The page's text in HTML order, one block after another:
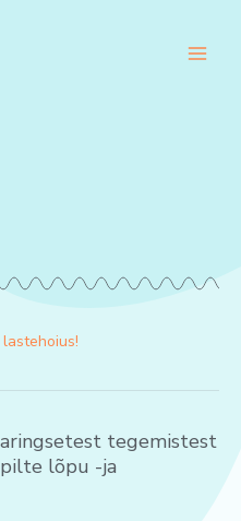
tegemistest
lõpu -ja